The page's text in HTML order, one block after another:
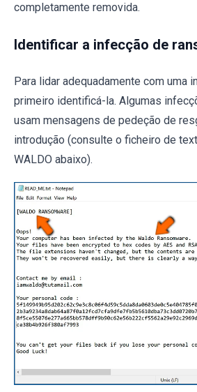
completamente removida.
Identificar a infecção de
Para lidar adequadamente com uma
primeiro identificá-la. Algumas
usam mensagens de pedeção de
introdução (consulte o ficheiro de
WALDO abaixo).